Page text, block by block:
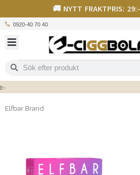
🚚 NYTT FRAKTPRIS: 29:-
0920-40 70 40
Elfbar Brand